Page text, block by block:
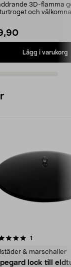
3D-flamma
och
Lägg i varukorg
1
& marschaller
lock till
5.0av 5 stjärnor